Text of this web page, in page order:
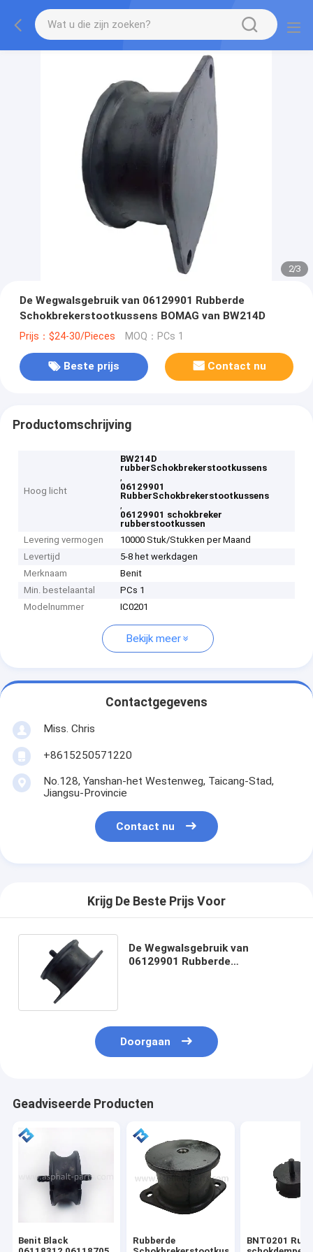
2/3
De Wegwalsgebruik van 06129901 Rubberde
Schokbrekerstootkussens BOMAG van BW214D
Prijs：$24-30/Pieces MOQ：PCs 1
Beste prijs Contact nu
Productomschrijving
Hoog licht
BW214D
rubberSchokbrekerstootkussens
,
06129901
RubberSchokbrekerstootkussens
,
06129901 schokbreker
rubberstootkussen
Levering vermogen
10000 Stuk/Stukken per Maand
Levertijd
5-8 het werkdagen
Merknaam
Benit
Min. bestelaantal
PCs 1
Modelnummer
IC0201
Bekijk meer
Contactgegevens
Miss. Chris
+8615250571220
No.128, Yanshan-het Westenweg, Taicang-Stad,
Jiangsu-Provincie
Contact nu
Krijg De Beste Prijs Voor
De Wegwalsgebruik van
06129901 Rubberde
Doorgaan
Geadviseerde Producten
Benit Black
Rubberde
BNT0201